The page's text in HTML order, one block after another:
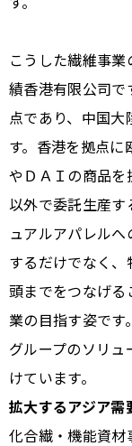
こうした繊維事
績香港有限公司で
点であり、中国大
す。香港を拠点に
やＤＡＩの商品を
以外で委託生産す
ュアルアパレル
するだけでなく
頭までをつなげる
業の目指す姿です
グループのソリュ
けています。
拡大するアジア需
化合繊・機能資材